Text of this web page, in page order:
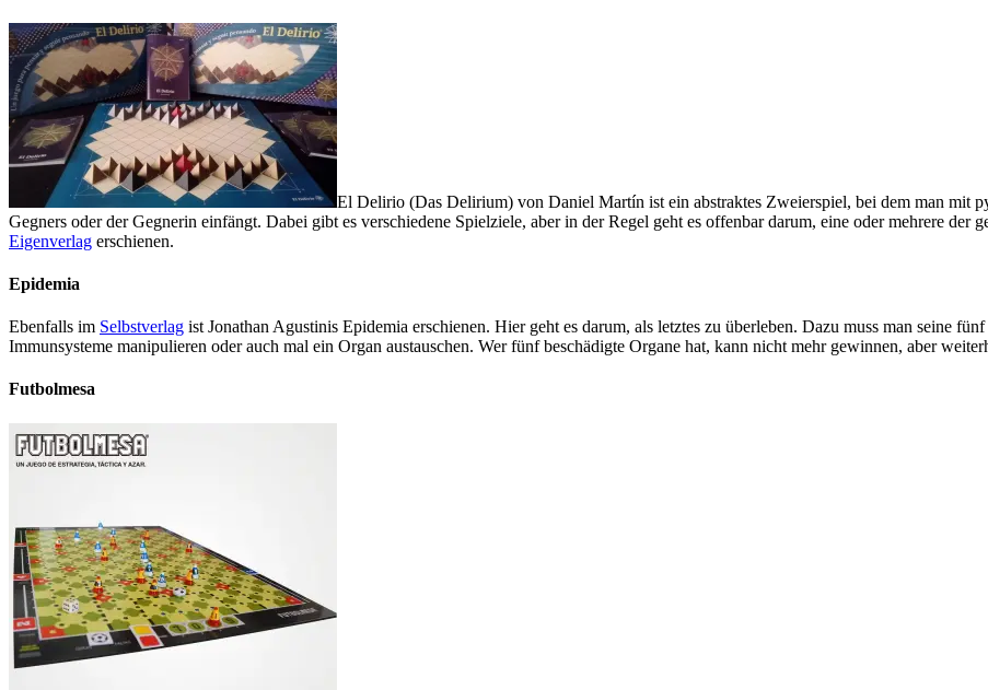
El Delirio (Das Delirium) von Daniel Martín ist ein abstraktes Zweierspiel, bei dem man mit
Gegners oder der Gegnerin einfängt. Dabei gibt es verschiedene Spielziele, aber in der Regel geht es offenbar darum, eine oder mehrere der
Eigenverlag erschienen.
Epidemia
Ebenfalls im Selbstverlag ist Jonathan Agustinis Epidemia erschienen. Hier geht es darum, als letztes zu überleben. Dazu muss man seine
Immunsysteme manipulieren oder auch mal ein Organ austauschen. Wer fünf beschädigte Organe hat, kann nicht mehr gewinnen, aber
Futbolmesa